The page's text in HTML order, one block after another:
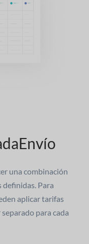
Envío
una combinación
definidas. Para
aplicar tarifas
para cada